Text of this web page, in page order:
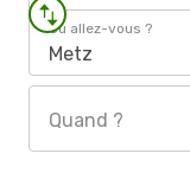
Où allez-vous ?
Metz
Quand ?